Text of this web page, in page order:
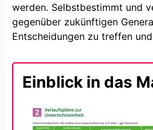
werden. Selbstbestimmt und
gegenüber zukünftigen
Entscheidungen zu treffen
Einblick in das